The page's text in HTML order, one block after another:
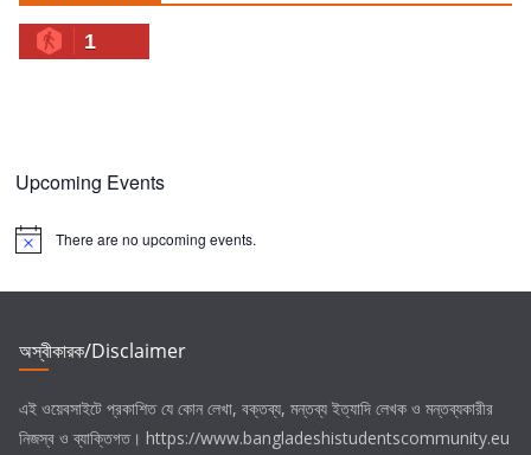
1
Upcoming Events
N
There are no upcoming events.
অস্বীকারক/Disclaimer
এই ওয়েবসাইটে প্রকাশিত যে কোন লেখা, বক্তব্য, মন্তব্য ইত্যাদি লেখক ও মন্তব্যকারীর
নিজস্ব ও ব্যাক্তিগত। https://www.bangladeshistudentscommunity.eu